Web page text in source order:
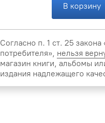
В корзину
Согласно п. 1 ст. 25
потребителя», нельзя
магазин книги, альбомы
издания надлежащего